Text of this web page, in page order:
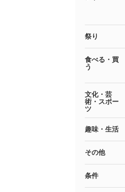
祭り
食べる・買
う
文化・芸
術・スポー
ツ
趣味・生活
その他
条件